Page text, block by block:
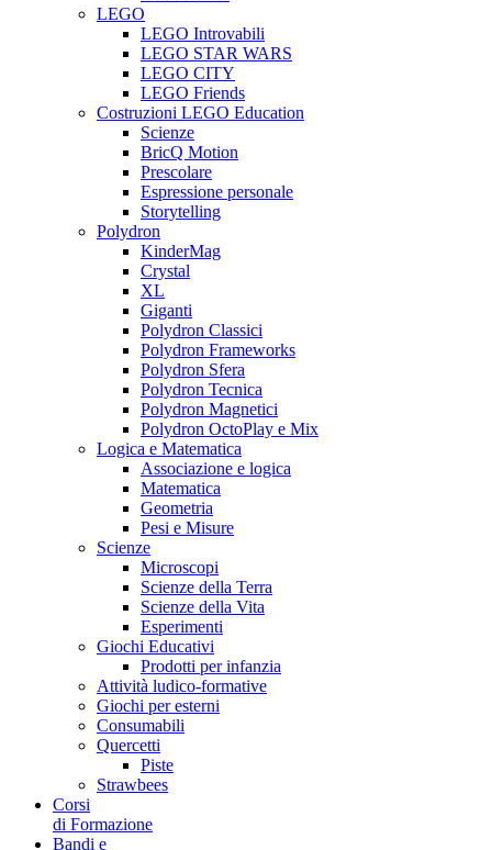
LEGO
LEGO Introvabili
LEGO STAR WARS
LEGO CITY
LEGO Friends
Costruzioni LEGO Education
Scienze
BricQ Motion
Prescolare
Espressione personale
Storytelling
Polydron
KinderMag
Crystal
XL
Giganti
Polydron Classici
Polydron Frameworks
Polydron Sfera
Polydron Tecnica
Polydron Magnetici
Polydron OctoPlay e Mix
Logica e Matematica
Associazione e logica
Matematica
Geometria
Pesi e Misure
Scienze
Microscopi
Scienze della Terra
Scienze della Vita
Esperimenti
Giochi Educativi
Prodotti per infanzia
Attività ludico-formative
Giochi per esterni
Consumabili
Quercetti
Piste
Strawbees
Corsi
di Formazione
Bandi e